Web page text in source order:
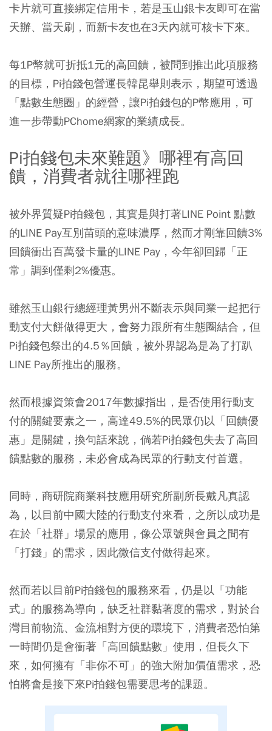
卡片就可直接綁定信用卡，若是玉山銀卡友即可在當
天辦、當天刷，而新卡友也在3天內就可核卡下來。
每1P幣就可折抵1元的高回饋，被問到推出此項服務
的目標，Pi拍錢包營運長韓昆舉則表示，期望可透過
「點數生態圈」的經營，讓Pi拍錢包的P幣應用，可
進一步帶動PChome網家的業績成長。
Pi拍錢包未來難題》哪裡有高回
饋，消費者就往哪裡跑
被外界質疑Pi拍錢包，其實是與打著LINE Point 點數
的LINE Pay互別苗頭的意味濃厚，然而才剛靠回饋3%
回饋衝出百萬發卡量的LINE Pay，今年卻回歸「正
常」調到僅剩2%優惠。
雖然玉山銀行總經理黃男州不斷表示與同業一起把行
動支付大餅做得更大，會努力跟所有生態圈結合，但
Pi拍錢包祭出的4.5％回饋，被外界認為是為了打趴
LINE Pay所推出的服務。
然而根據資策會2017年數據指出，是否使用行動支
付的關鍵要素之一，高達49.5%的民眾仍以「回饋優
惠」是關鍵，換句話來說，倘若Pi拍錢包失去了高回
饋點數的服務，未必會成為民眾的行動支付首選。
同時，商研院商業科技應用研究所副所長戴凡真認
為，以目前中國大陸的行動支付來看，之所以成功是
在於「社群」場景的應用，像公眾號與會員之間有
「打錢」的需求，因此微信支付做得起來。
然而若以目前Pi拍錢包的服務來看，仍是以「功能
式」的服務為導向，缺乏社群黏著度的需求，對於台
灣目前物流、金流相對方便的環境下，消費者恐怕第
一時間仍是會衝著「高回饋點數」使用，但長久下
來，如何擁有「非你不可」的強大附加價值需求，恐
怕將會是接下來Pi拍錢包需要思考的課題。